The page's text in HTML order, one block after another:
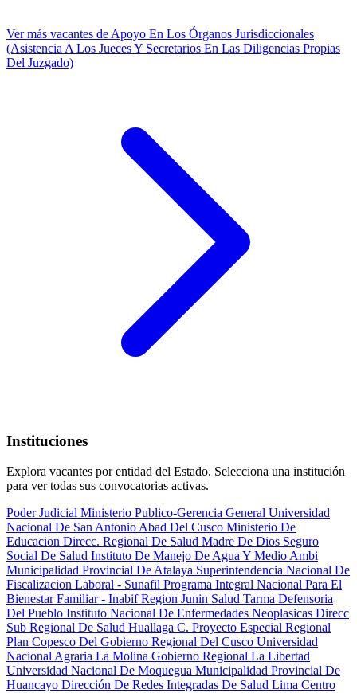
Ver más vacantes de Apoyo En Los Órganos Jurisdiccionales
(Asistencia A Los Jueces Y Secretarios En Las Diligencias Propias
Del Juzgado)
Instituciones
Explora vacantes por entidad del Estado. Selecciona una institución
para ver todas sus convocatorias activas.
Poder Judicial Ministerio Publico-Gerencia General Universidad
Nacional De San Antonio Abad Del Cusco Ministerio De
Educacion Direcc. Regional De Salud Madre De Dios Seguro
Social De Salud Instituto De Manejo De Agua Y Medio Ambi
Municipalidad Provincial De Atalaya Superintendencia Nacional De
Fiscalizacion Laboral - Sunafil Programa Integral Nacional Para El
Bienestar Familiar - InabifRegion Junin Salud Tarma Defensoria
Del Pueblo Instituto Nacional De Enfermedades Neoplasicas Direcc
Sub Regional De Salud Huallaga C. Proyecto Especial Regional
Plan Copesco Del Gobierno Regional Del Cusco Universidad
Nacional Agraria La Molina Gobierno Regional La Libertad
Universidad Nacional De Moquegua Municipalidad Provincial De
Huancayo Dirección De Redes Integradas De Salud Lima Centro